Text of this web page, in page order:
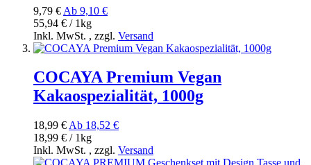
9,79 € Ab 9,10 €
55,94 € / 1kg
Inkl. MwSt. , zzgl. Versand
COCAYA Premium Vegan
Kakaospezialität, 1000g
18,99 € Ab 18,52 €
18,99 € / 1kg
Inkl. MwSt. , zzgl. Versand